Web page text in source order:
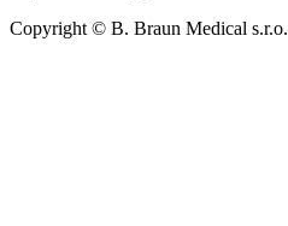
Copyright © B. Braun Medical s.r.o.